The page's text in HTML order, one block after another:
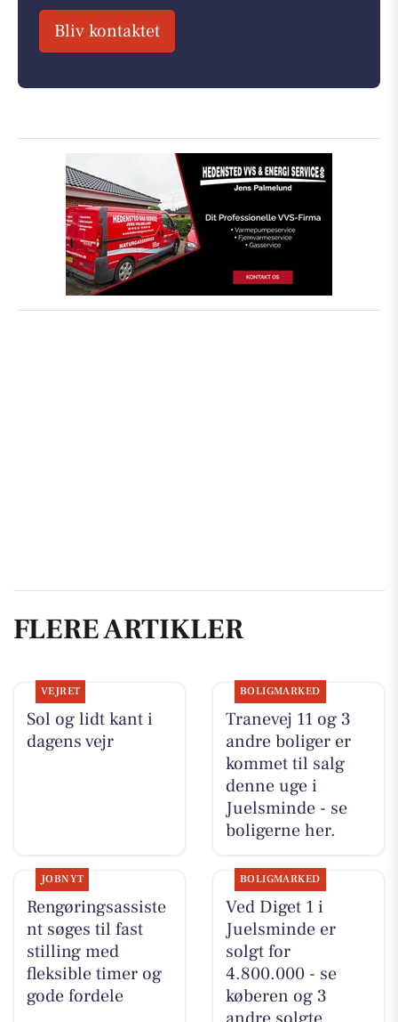
Bliv kontaktet
FLERE ARTIKLER
VEJRET
Sol og lidt kant i
dagens vejr
BOLIGMARKED
Tranevej 11 og 3
andre boliger er
kommet til salg
denne uge i
Juelsminde - se
boligerne her.
JOBNYT
Rengøringsassiste
nt søges til fast
stilling med
fleksible timer og
gode fordele
BOLIGMARKED
Ved Diget 1 i
Juelsminde er
solgt for
4.800.000 - se
køberen og 3